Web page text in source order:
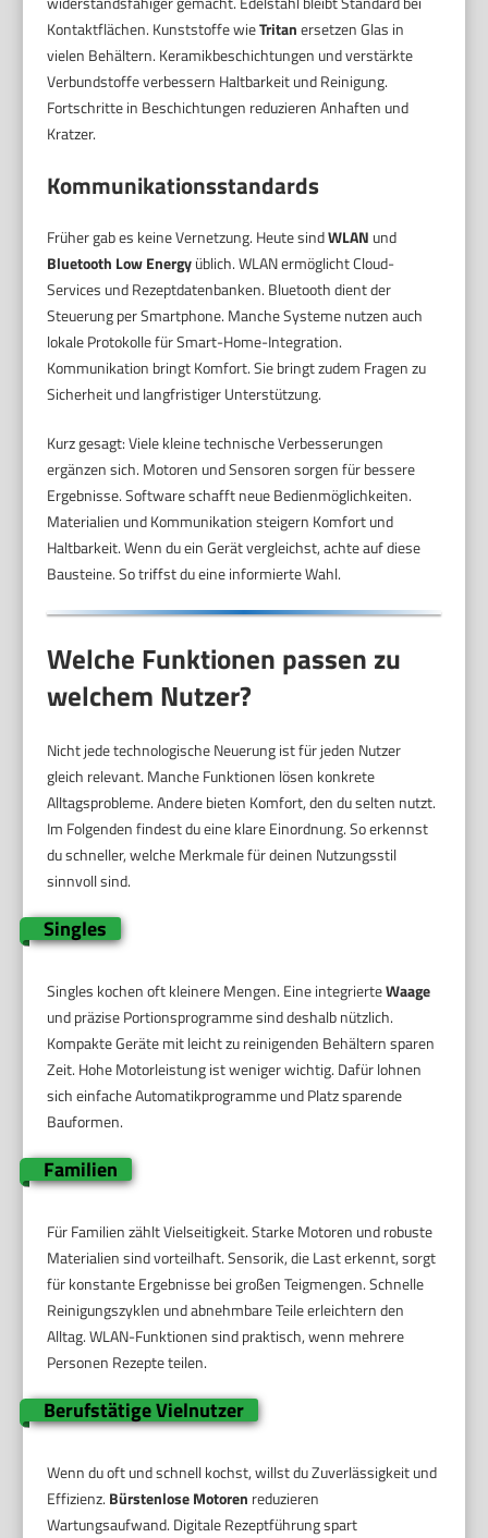
Kontaktflächen. Kunststoffe wieTritanersetzen Glas in
vielen Behältern. Keramikbeschichtungen und verstärkte
Verbundstoffe verbessern Haltbarkeit und Reinigung.
Fortschritte in Beschichtungen reduzieren Anhaften und
Kratzer.
Kommunikationsstandards
Früher gab es keine Vernetzung. Heute sindWLAN und
Bluetooth Low Energyüblich. WLAN ermöglicht Cloud-
Services und Rezeptdatenbanken. Bluetooth dient der
Steuerung per Smartphone. Manche Systeme nutzen auch
lokale Protokolle für Smart-Home-Integration.
Kommunikation bringt Komfort. Sie bringt zudem Fragen zu
Sicherheit und langfristiger Unterstützung.
Kurz gesagt: Viele kleine technische Verbesserungen
ergänzen sich. Motoren und Sensoren sorgen für bessere
Ergebnisse. Software schafft neue Bedienmöglichkeiten.
Materialien und Kommunikation steigern Komfort und
Haltbarkeit. Wenn du ein Gerät vergleichst, achte auf diese
Bausteine. So triffst du eine informierte Wahl.
Welche Funktionen passen zu
welchem Nutzer?
Nicht jede technologische Neuerung ist für jeden Nutzer
gleich relevant. Manche Funktionen lösen konkrete
Alltagsprobleme. Andere bieten Komfort, den du selten nutzt.
Im Folgenden findest du eine klare Einordnung. So erkennst
du schneller, welche Merkmale für deinen Nutzungsstil
sinnvoll sind.
Singles
Singles kochen oft kleinere Mengen. Eine integrierteWaage
und präzise Portionsprogramme sind deshalb nützlich.
Kompakte Geräte mit leicht zu reinigenden Behältern sparen
Zeit. Hohe Motorleistung ist weniger wichtig. Dafür lohnen
sich einfache Automatikprogramme und Platz sparende
Bauformen.
Familien
Für Familien zählt Vielseitigkeit. Starke Motoren und robuste
Materialien sind vorteilhaft. Sensorik, die Last erkennt, sorgt
für konstante Ergebnisse bei großen Teigmengen. Schnelle
Reinigungszyklen und abnehmbare Teile erleichtern den
Alltag. WLAN-Funktionen sind praktisch, wenn mehrere
Personen Rezepte teilen.
Berufstätige Vielnutzer
Wenn du oft und schnell kochst, willst du Zuverlässigkeit und
Effizienz. Bürstenlose Motoren reduzieren
Wartungsaufwand. Digitale Rezeptführung spart